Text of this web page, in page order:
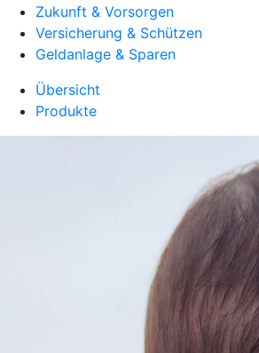
Zukunft & Vorsorgen
Versicherung & Schützen
Geldanlage & Sparen
Übersicht
Produkte